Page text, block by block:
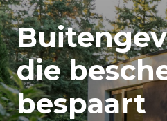
die
bespaart